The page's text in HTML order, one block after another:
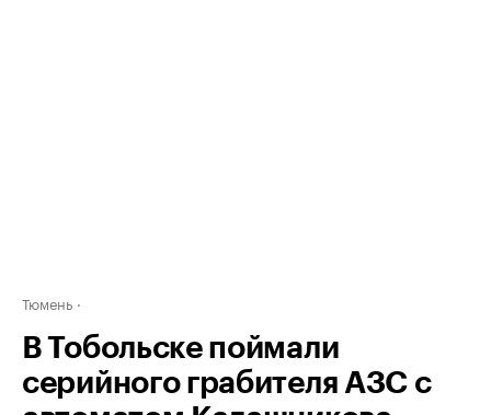
Тюмень
В Тобольске поймали
серийного грабителя АЗС с